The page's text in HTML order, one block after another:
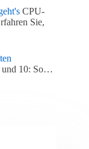
CPU-
Sie,
und 10: So…